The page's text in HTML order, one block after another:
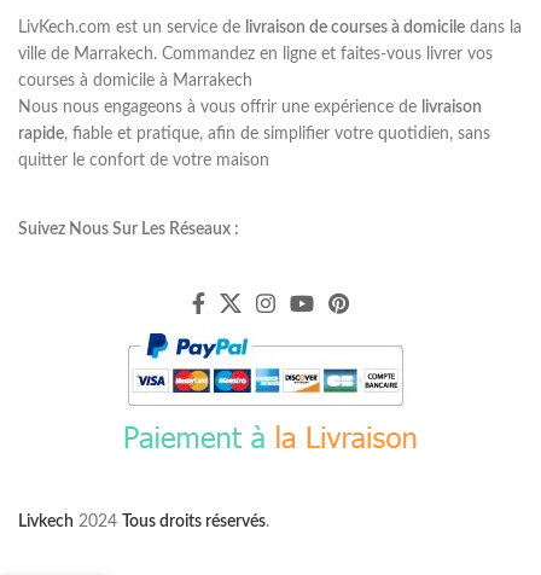
LivKech.com est un service de livraison de courses à domicile dans la
ville de Marrakech. Commandez en ligne et faites-vous livrer vos
courses à domicile à Marrakech
Nous nous engageons à vous offrir une expérience de livraison
rapide, fiable et pratique, afin de simplifier votre quotidien, sans
quitter le confort de votre maison
Suivez Nous Sur Les Réseaux :
Livkech 2024 Tous droits réservés.